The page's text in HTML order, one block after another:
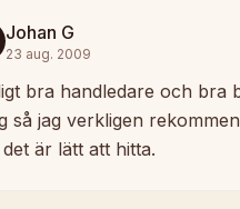
Johan G
23 aug. 2009
bra handledare och bra
så jag verkligen
är lätt att hitta.